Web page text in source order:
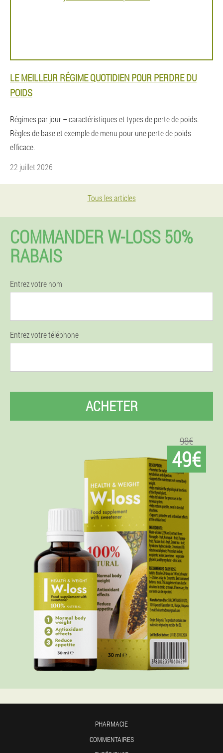
LE MEILLEUR RÉGIME QUOTIDIEN POUR PERDRE DU
POIDS
Régimes par jour – caractéristiques et types de perte de poids.
Règles de base et exemple de menu pour une perte de poids
efficace.
22 juillet 2026
Tous les articles
COMMANDER W-LOSS 50%
RABAIS
Entrez votre nom
Entrez votre téléphone
ACHETER
98€
49€
PHARMACIE
COMMENTAIRES